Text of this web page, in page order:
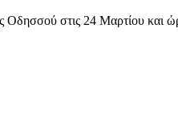
Οδησσού στις 24 Μαρτίου